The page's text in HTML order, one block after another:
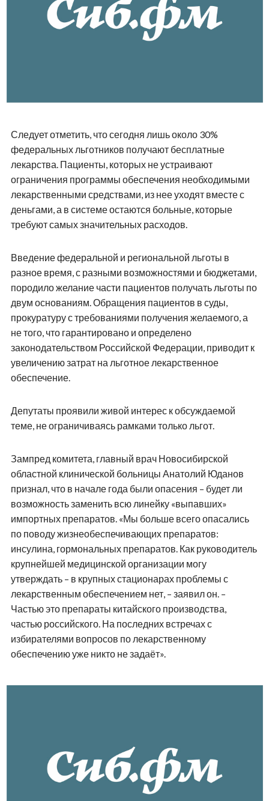
Следует отметить, что сегодня лишь около 30%
федеральных льготников получают бесплатные
лекарства. Пациенты, которых не устраивают
ограничения программы обеспечения необходимыми
лекарственными средствами, из нее уходят вместе с
деньгами, а в системе остаются больные, которые
требуют самых значительных расходов.
Введение федеральной и региональной льготы в
разное время, с разными возможностями и бюджетами,
породило желание части пациентов получать льготы по
двум основаниям. Обращения пациентов в суды,
прокуратуру с требованиями получения желаемого, а
не того, что гарантировано и определено
законодательством Российской Федерации, приводит к
увеличению затрат на льготное лекарственное
обеспечение.
Депутаты проявили живой интерес к обсуждаемой
теме, не ограничиваясь рамками только льгот.
Зампред комитета, главный врач Новосибирской
областной клинической больницы Анатолий Юданов
признал, что в начале года были опасения – будет ли
возможность заменить всю линейку «выпавших»
импортных препаратов. «Мы больше всего опасались
по поводу жизнеобеспечивающих препаратов:
инсулина, гормональных препаратов. Как руководитель
крупнейшей медицинской организации могу
утверждать – в крупных стационарах проблемы с
лекарственным обеспечением нет, – заявил он. –
Частью это препараты китайского производства,
частью российского. На последних встречах с
избирателями вопросов по лекарственному
обеспечению уже никто не задаёт».